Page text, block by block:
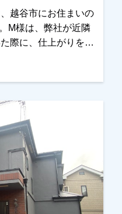
には落ち着いた雰囲
仕上がりにも大変ご
たちもとても嬉しく
切なお住まいの外壁
越谷市にお住まいの
M様は、弊社が近隣
際に、仕上がりをご
も綺麗に仕上がって
になっており、そろ
ばと考えていたとの
調査を行い、外壁の
させていただき、外
出いたしました。施
得いただきました
たお宅のように綺麗
が強く、今回も同じ